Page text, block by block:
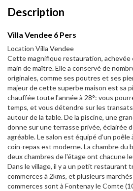
Description
Villa Vendee 6 Pers
Location Villa Vendee
Cette magnifique restauration, achevée
main de maître. Elle a conservé de
originales, comme ses poutres et ses
majeur de cette superbe maison est sa
chauffée toute l'année à 28°: vous
temps, et vous détendre sur les
autour de la table. De la piscine, une
donne sur une terrasse privée, éclairée
agréable. Le salon est équipé d’un
coin-repas est moderne. La chambre du
deux chambres de l'étage ont chacune
Dans le village, il y a un petit restaurant
commerces à 2kms, et plusieurs
commerces sont à Fontenay le Comte